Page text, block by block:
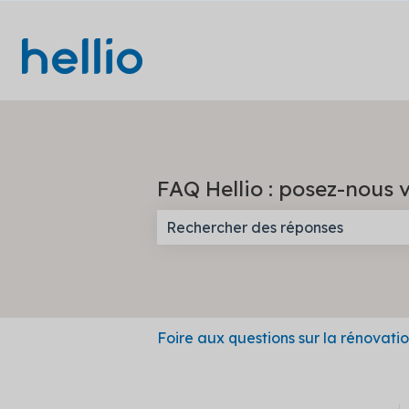
FAQ Hellio : posez-nous
Foire aux questions sur la